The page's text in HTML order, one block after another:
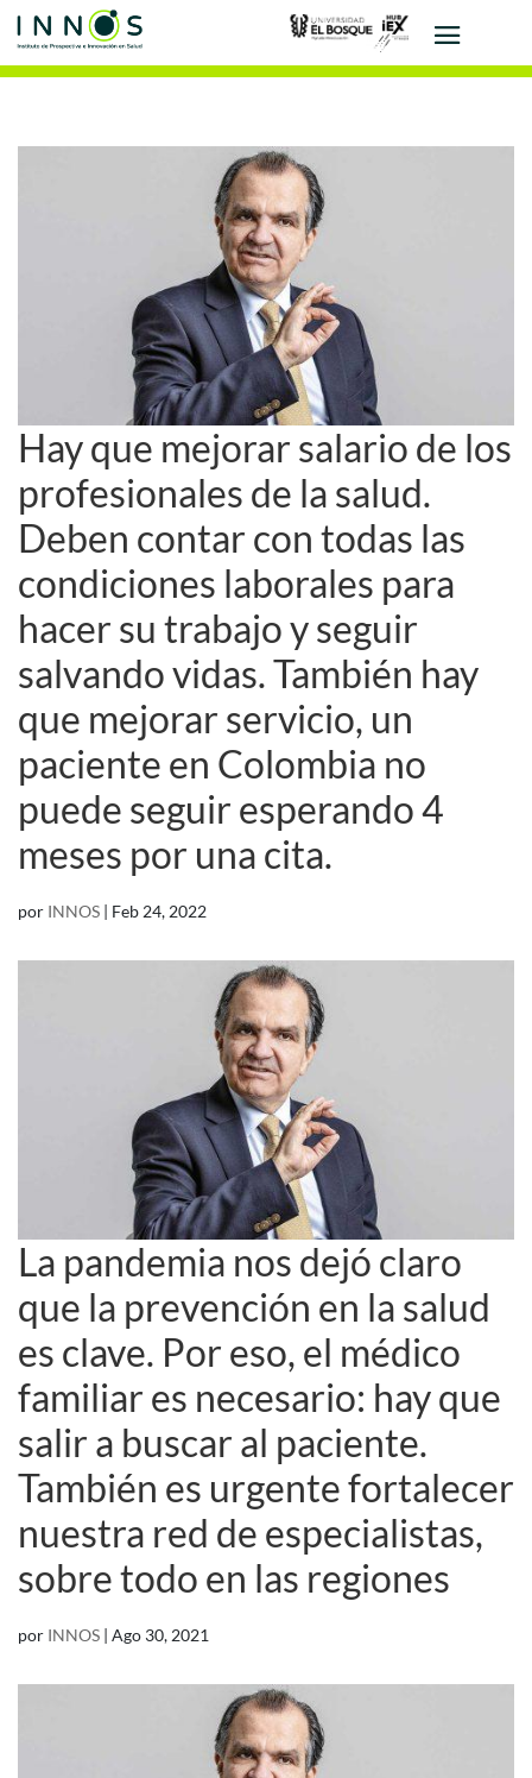
Hay que mejorar salario de los
profesionales de la salud.
Deben contar con todas las
condiciones laborales para
hacer su trabajo y seguir
salvando vidas. También hay
que mejorar servicio, un
paciente en Colombia no
puede seguir esperando 4
meses por una cita.
por INNOS | Feb 24, 2022
La pandemia nos dejó claro
que la prevención en la salud
es clave. Por eso, el médico
familiar es necesario: hay que
salir a buscar al paciente.
También es urgente fortalecer
nuestra red de especialistas,
sobre todo en las regiones
por INNOS | Ago 30, 2021